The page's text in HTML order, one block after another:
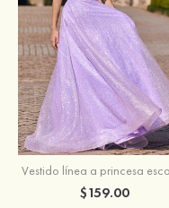
$159.00